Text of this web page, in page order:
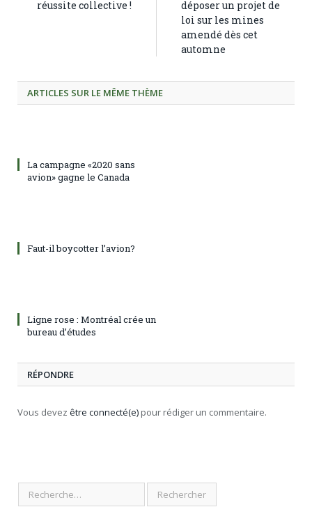
réussite collective !
déposer un projet de
loi sur les mines
amendé dès cet
automne
ARTICLES SUR LE MÊME THÈME
La campagne «2020 sans
avion» gagne le Canada
Faut-il boycotter l’avion?
Ligne rose : Montréal crée un
bureau d’études
RÉPONDRE
Vous devez être connecté(e) pour rédiger un commentaire.